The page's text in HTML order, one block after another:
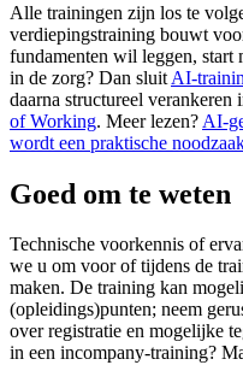
Alle trainingen zijn los te
verdiepingstraining bouwt
fundamenten wil leggen, start
in de zorg? Dan sluit AI-
daarna structureel
of Working. Meer lezen? AI-
wordt een praktische
Goed om te weten
Technische voorkennis of
we u om voor of tijdens de
maken. De training kan
(opleidings)punten; neem
over registratie en mogelijke
in een incompany-training?